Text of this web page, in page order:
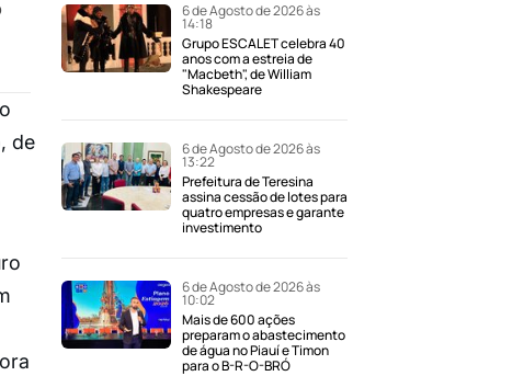
de
6 de Agosto de 2026 às
14:18
Grupo ESCALET celebra 40
anos com a estreia de
"Macbeth", de William
Shakespeare
6 de Agosto de 2026 às
13:22
Prefeitura de Teresina
assina cessão de lotes para
quatro empresas e garante
investimento
6 de Agosto de 2026 às
10:02
Mais de 600 ações
preparam o abastecimento
de água no Piauí e Timon
para o B-R-O-BRÓ